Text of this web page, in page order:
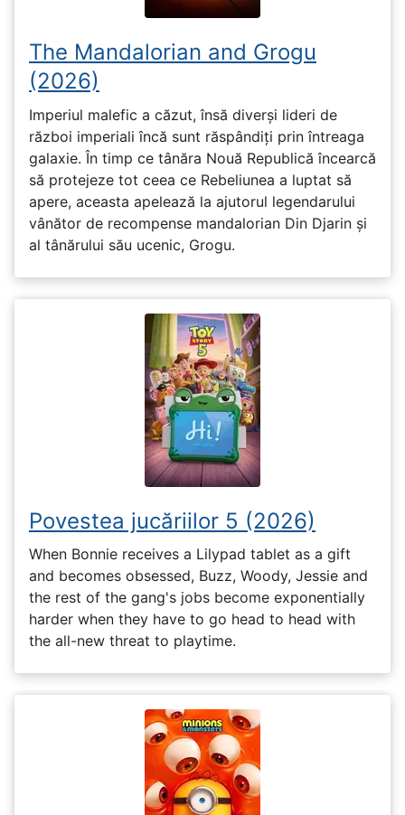
The Mandalorian and Grogu
(2026)
Imperiul malefic a căzut, însă diverși lideri de
război imperiali încă sunt răspândiți prin întreaga
galaxie. În timp ce tânăra Nouă Republică încearcă
să protejeze tot ceea ce Rebeliunea a luptat să
apere, aceasta apelează la ajutorul legendarului
vânător de recompense mandalorian Din Djarin și
al tânărului său ucenic, Grogu.
Povestea jucăriilor 5 (2026)
When Bonnie receives a Lilypad tablet as a gift
and becomes obsessed, Buzz, Woody, Jessie and
the rest of the gang's jobs become exponentially
harder when they have to go head to head with
the all-new threat to playtime.